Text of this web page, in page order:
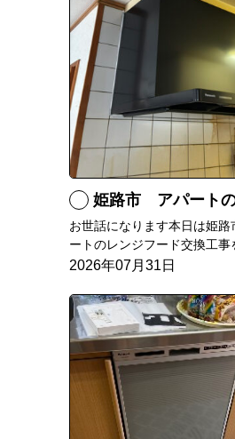
姫路市 アパートのレンジ
お世話になります本日は姫路
ートのレンジフード交換工事
2026年07月31日